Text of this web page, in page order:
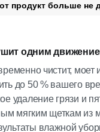
одним
чистит, моет
до 50 % вашего
удаление грязи и
мягким щеткам из
влажной
продукт больше не